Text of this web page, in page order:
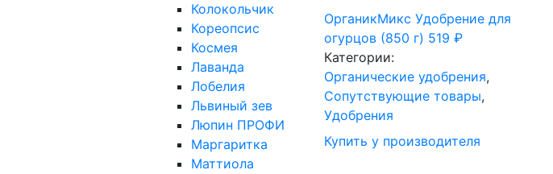
Колокольчик
Кореопсис
Космея
Лаванда
Лобелия
Львиный зев
Люпин ПРОФИ
Маргаритка
Маттиола
ОрганикМикс Удобрение для
огурцов (850 г) 519 ₽
Категории:
Органические удобрения,
Сопутствующие товары,
Удобрения
Купить у производителя